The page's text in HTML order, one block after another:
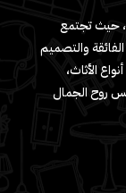
حيث تجتمع
٣٠ عامًا مع الدقة الفائقة والتصميم
الأثاث،
روح الجمال